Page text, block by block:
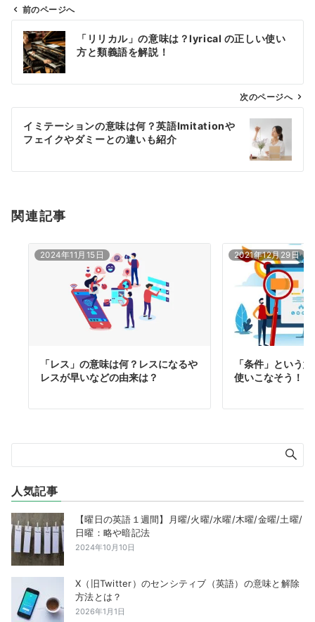
ビ
ン
前のページへ
「リリカル」の意味は？lyrical の正しい使い
方と類義語を解説！
次のページへ
イミテーションの意味は何？英語Imitationや
フェイクやダミーとの違いも紹介
関連記事
2024年11月15日
「レス」の意味は何？レスになるや
レスが早いなどの由来は？
2021年12月29日
「条件」という
使いこなそう！
人気記事
【曜日の英語１週間】月曜/火曜/水曜/木曜/金曜/土曜/
日曜：略や暗記法
2024年10月10日
X（旧Twitter）のセンシティブ（英語）の意味と解除
方法とは？
2026年1月1日